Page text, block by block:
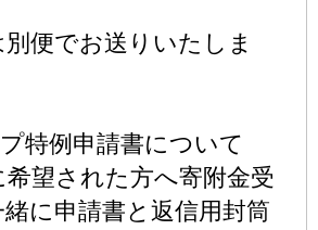
便でお送りいたしま
特例申請書について
望された方へ寄附金受
に申請書と返信用封筒